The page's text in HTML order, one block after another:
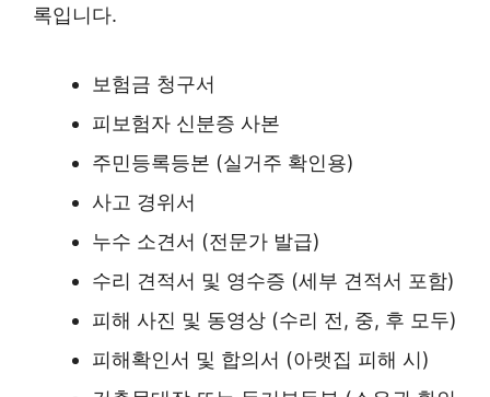
록입니다.
보험금 청구서
피보험자 신분증 사본
주민등록등본 (실거주 확인용)
사고 경위서
누수 소견서 (전문가 발급)
수리 견적서 및 영수증 (세부 견적서 포함)
피해 사진 및 동영상 (수리 전, 중, 후 모두)
피해확인서 및 합의서 (아랫집 피해 시)